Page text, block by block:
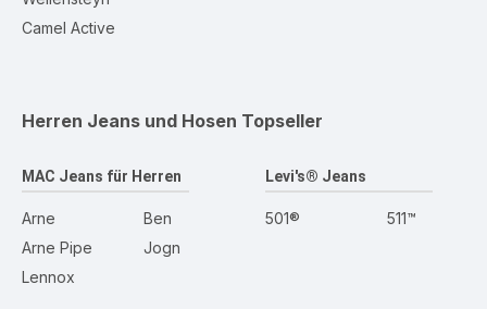
Camel Active
Herren Jeans und Hosen Topseller
MAC Jeans für Herren
Arne
Arne Pipe
Lennox
Ben
Jogn
Levi's® Jeans
501® 511™